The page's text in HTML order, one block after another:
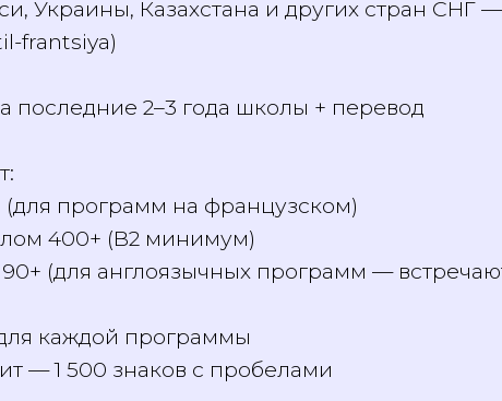
образовании + нотариально заверенный
Украины, Казахстана и других стран
последние 2–3 года школы + перевод
400+ (B2 минимум)
90+ (для англоязычных программ —